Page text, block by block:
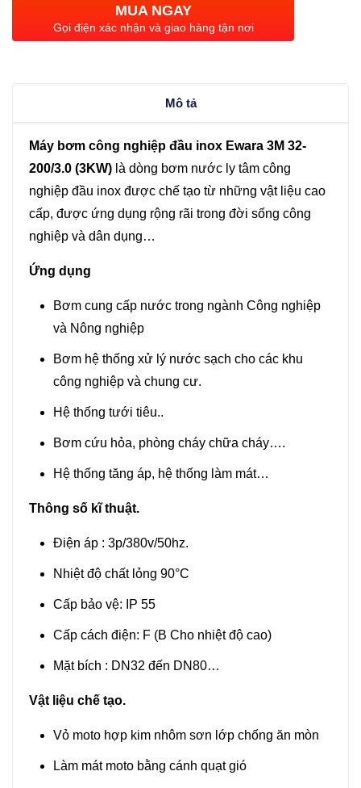
inox
(3KW)
lượng
MUA NGAY
Gọi điện xác nhận và giao hàng tận nơi
Mô tả
Máy bơm công nghiệp đầu inox Ewara 3M 32-
200/3.0 (3KW) là dòng bơm nước ly tâm công
nghiệp đầu inox được chế tạo từ những vật liệu cao
cấp, được ứng dụng rộng rãi trong đời sống công
nghiệp và dân dụng…
Ứng dụng
Bơm cung cấp nước trong ngành Công nghiệp
và Nông nghiệp
Bơm hệ thống xử lý nước sạch cho các khu
công nghiệp và chung cư.
Hệ thống tưới tiêu..
Bơm cứu hỏa, phòng cháy chữa cháy….
Hệ thống tăng áp, hệ thống làm mát…
Thông số kĩ thuật.
Điện áp : 3p/380v/50hz.
Nhiệt độ chất lỏng 90°C
Cấp bảo vệ: IP 55
Cấp cách điện: F (B Cho nhiệt độ cao)
Mặt bích : DN32 đến DN80…
Vật liệu chế tạo.
Vỏ moto hợp kim nhôm sơn lớp chống ăn mòn
Làm mát moto bằng cánh quạt gió